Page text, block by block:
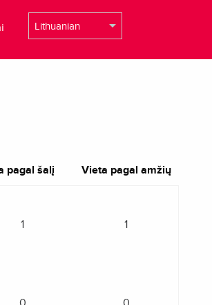
pagal šalį Vieta pagal amžių
1 1